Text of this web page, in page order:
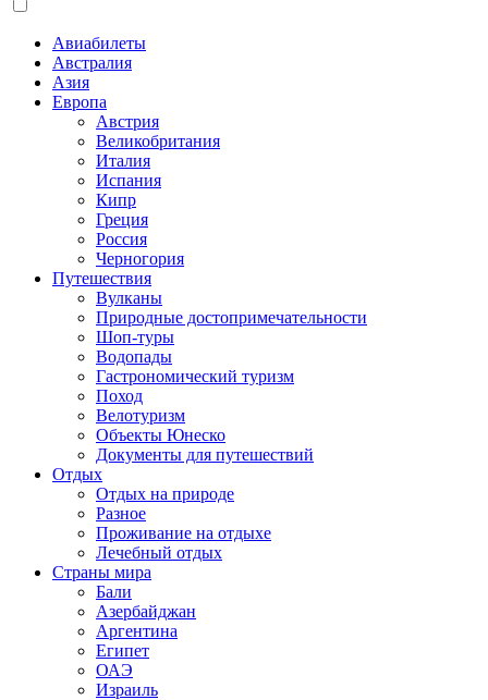
Авиабилеты
Австралия
Азия
Европа
Австрия
Великобритания
Италия
Испания
Кипр
Греция
Россия
Черногория
Путешествия
Вулканы
Природные достопримечательности
Шоп-туры
Водопады
Гастрономический туризм
Поход
Велотуризм
Объекты Юнеско
Документы для путешествий
Отдых
Отдых на природе
Разное
Проживание на отдыхе
Лечебный отдых
Страны мира
Бали
Азербайджан
Аргентина
Египет
ОАЭ
Израиль